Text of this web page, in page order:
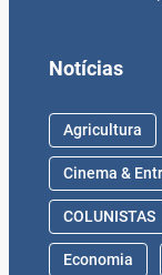
Notícias
Agricultura
Cinema &
COLUNISTAS
Economia